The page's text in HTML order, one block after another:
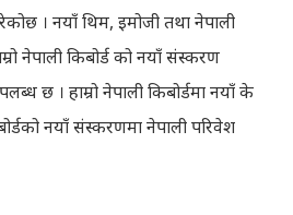
। नयाँ थिम, इमोजी तथा नेपाली
नेपाली किबोर्ड को नयाँ संस्करण
छ । हाम्रो नेपाली किबोर्डमा नयाँ के
नयाँ संस्करणमा नेपाली परिवेश